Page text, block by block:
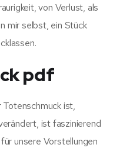
von Verlust, als
mir selbst, ein Stück
pdf
ist,
ist faszinierend
unsere Vorstellungen